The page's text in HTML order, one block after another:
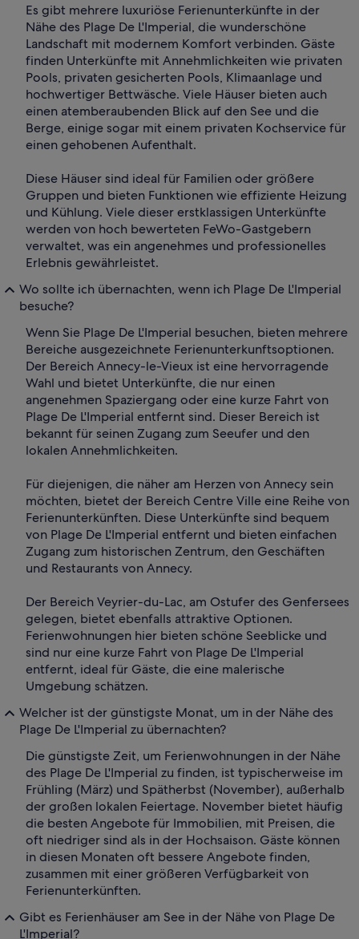
Es gibt mehrere luxuriöse Ferienunterkünfte in der
Nähe des Plage De L'Imperial, die wunderschöne
Landschaft mit modernem Komfort verbinden. Gäste
finden Unterkünfte mit Annehmlichkeiten wie privaten
Pools, privaten gesicherten Pools, Klimaanlage und
hochwertiger Bettwäsche. Viele Häuser bieten auch
einen atemberaubenden Blick auf den See und die
Berge, einige sogar mit einem privaten Kochservice für
einen gehobenen Aufenthalt.
Diese Häuser sind ideal für Familien oder größere
Gruppen und bieten Funktionen wie effiziente Heizung
und Kühlung. Viele dieser erstklassigen Unterkünfte
werden von hoch bewerteten FeWo-Gastgebern
verwaltet, was ein angenehmes und professionelles
Erlebnis gewährleistet.
Wo sollte ich übernachten, wenn ich Plage De L'Imperial
besuche?
Wenn Sie Plage De L'Imperial besuchen, bieten mehrere
Bereiche ausgezeichnete Ferienunterkunftsoptionen.
Der Bereich Annecy-le-Vieux ist eine hervorragende
Wahl und bietet Unterkünfte, die nur einen
angenehmen Spaziergang oder eine kurze Fahrt von
Plage De L'Imperial entfernt sind. Dieser Bereich ist
bekannt für seinen Zugang zum Seeufer und den
lokalen Annehmlichkeiten.
Für diejenigen, die näher am Herzen von Annecy sein
möchten, bietet der Bereich Centre Ville eine Reihe von
Ferienunterkünften. Diese Unterkünfte sind bequem
von Plage De L'Imperial entfernt und bieten einfachen
Zugang zum historischen Zentrum, den Geschäften
und Restaurants von Annecy.
Der Bereich Veyrier-du-Lac, am Ostufer des Genfersees
gelegen, bietet ebenfalls attraktive Optionen.
Ferienwohnungen hier bieten schöne Seeblicke und
sind nur eine kurze Fahrt von Plage De L'Imperial
entfernt, ideal für Gäste, die eine malerische
Umgebung schätzen.
Welcher ist der günstigste Monat, um in der Nähe des
Plage De L'Imperial zu übernachten?
Die günstigste Zeit, um Ferienwohnungen in der Nähe
des Plage De L'Imperial zu finden, ist typischerweise im
Frühling (März) und Spätherbst (November), außerhalb
der großen lokalen Feiertage. November bietet häufig
die besten Angebote für Immobilien, mit Preisen, die
oft niedriger sind als in der Hochsaison. Gäste können
in diesen Monaten oft bessere Angebote finden,
zusammen mit einer größeren Verfügbarkeit von
Ferienunterkünften.
Gibt es Ferienhäuser am See in der Nähe von Plage De
L'Imperial?